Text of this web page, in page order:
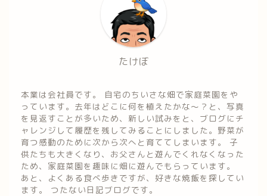
たけぼ
本業は会社員です。 自宅のちいさな畑で家庭菜園をや
っています。去年はどこに何を植えたかな～？と、写真
を見返すことが多いため、新しい試みをと、ブログにチ
ャレンジして履歴を残してみることにしました。野菜が
育つ感動のために次から次へと育ててしまいます。 子
供たちも大きくなり、お父さんと遊んでくれなくなった
ため、家庭菜園を趣味に畑に遊んでもらっています。
あと、よくある食べ歩きですが、好きな焼飯を探してい
ます。 つたない日記ブログです。